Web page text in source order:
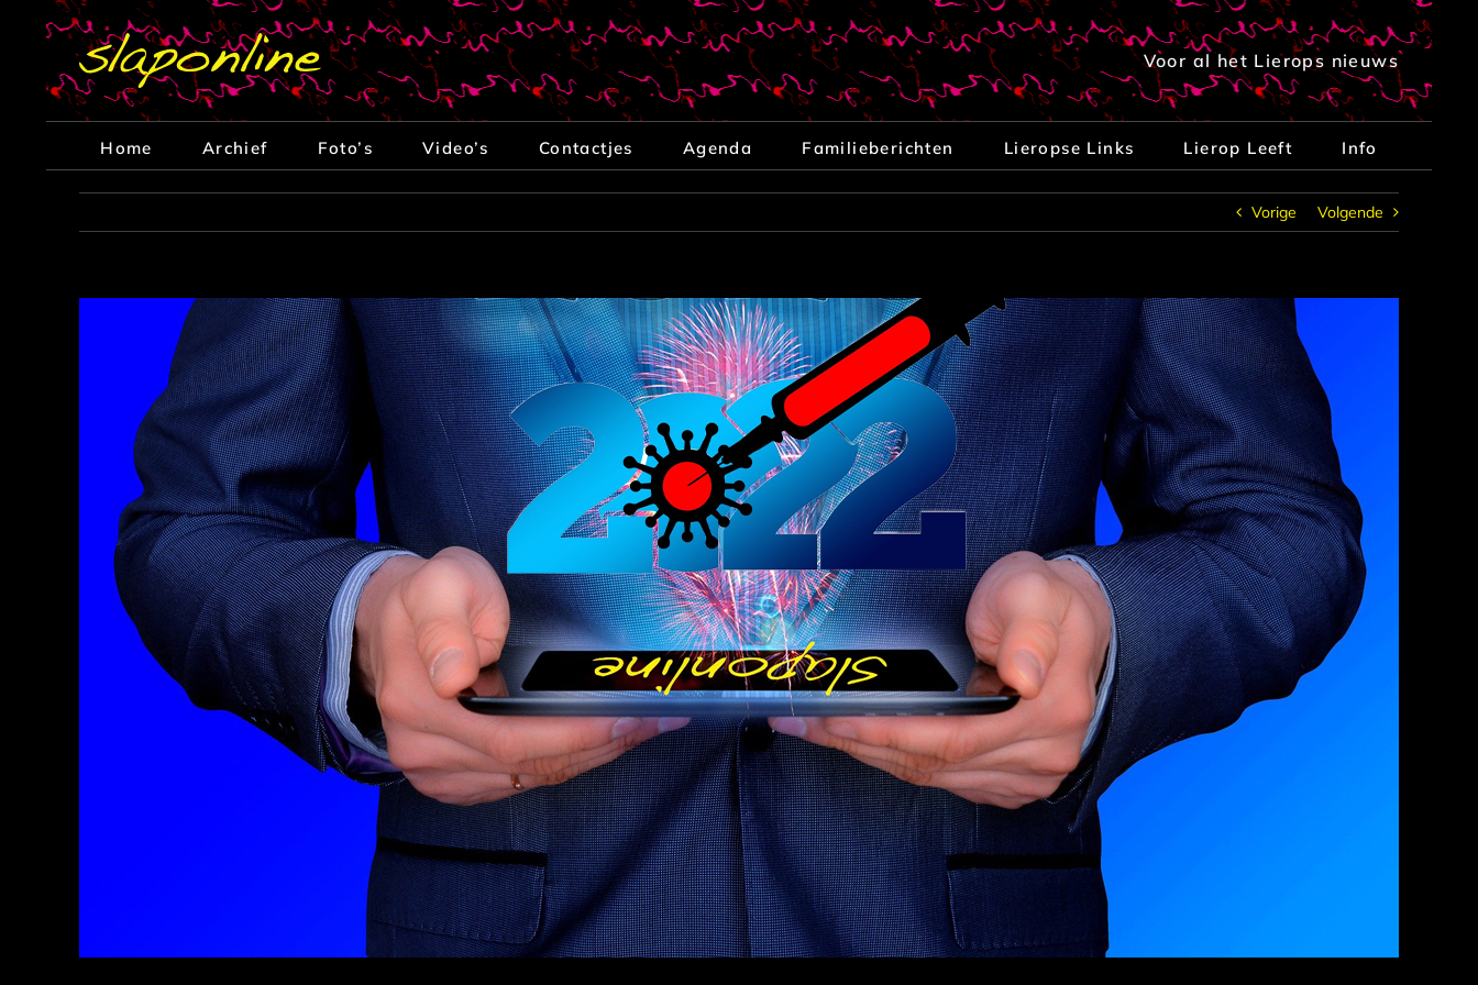
Voor al het Lierops nieuws
Home Archief Foto’s Video’s Contactjes Agenda Familieberichten Lieropse Links Lierop Leeft Info
Vorige Volgende